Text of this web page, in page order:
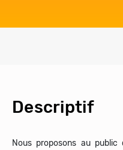
Descriptif
Nous proposons au